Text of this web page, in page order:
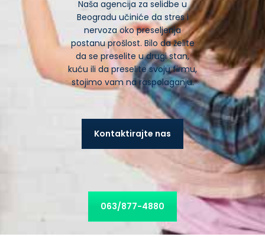
Naša agencija za selidbe u
Beogradu učiniće da stres i
nervoza oko preseljenja
postanu prošlost. Bilo da želite
da se preselite u drugi stan,
kuću ili da preselite svoju firmu,
stojimo vam na raspolaganju.
Kontaktirajte nas
063/877-4880
SELIDBE MLADENOVAC
SELIDBE LAZAREVAC
SELIDBE PANČEVO
SELIDBE NOVI SAD
SELIDBE GROCKA